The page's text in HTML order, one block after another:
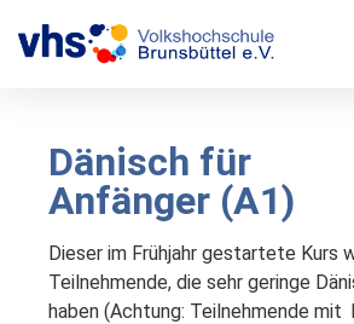
Dänisch für
Anfänger (A1)
Dieser im Frühjahr gestartete Kurs
Teilnehmende, die sehr geringe
haben (Achtung: Teilnehmende mit